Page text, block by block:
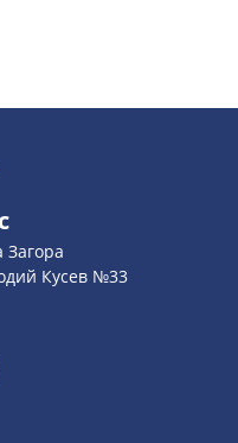
Загора
Кусев №33